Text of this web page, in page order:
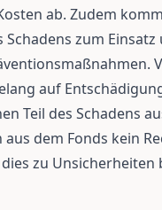
ab. Zudem
Schadens zum
auf
Teil des Schadens
dem Fonds kein
zu Unsicherheiten